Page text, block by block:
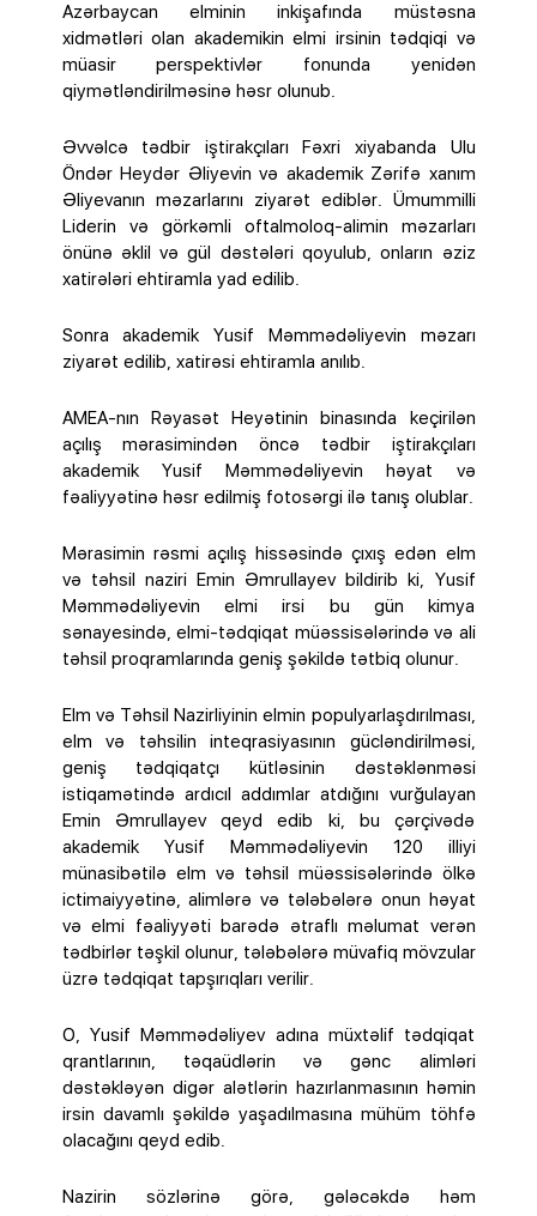
Azərbaycan elminin inkişafında müstəsna
xidmətləri olan akademikin elmi irsinin tədqiqi və
müasir perspektivlər fonunda yenidən
qiymətləndirilməsinə həsr olunub.
Əvvəlcə tədbir iştirakçıları Fəxri xiyabanda Ulu
Öndər Heydər Əliyevin və akademik Zərifə xanım
Əliyevanın məzarlarını ziyarət ediblər. Ümummilli
Liderin və görkəmli oftalmoloq-alimin məzarları
önünə əklil və gül dəstələri qoyulub, onların əziz
xatirələri ehtiramla yad edilib.
Sonra akademik Yusif Məmmədəliyevin məzarı
ziyarət edilib, xatirəsi ehtiramla anılıb.
AMEA-nın Rəyasət Heyətinin binasında keçirilən
açılış mərasimindən öncə tədbir iştirakçıları
akademik Yusif Məmmədəliyevin həyat və
fəaliyyətinə həsr edilmiş fotosərgi ilə tanış olublar.
Mərasimin rəsmi açılış hissəsində çıxış edən elm
və təhsil naziri Emin Əmrullayev bildirib ki, Yusif
Məmmədəliyevin elmi irsi bu gün kimya
sənayesində, elmi-tədqiqat müəssisələrində və ali
təhsil proqramlarında geniş şəkildə tətbiq olunur.
Elm və Təhsil Nazirliyinin elmin populyarlaşdırılması,
elm və təhsilin inteqrasiyasının gücləndirilməsi,
geniş tədqiqatçı kütləsinin dəstəklənməsi
istiqamətində ardıcıl addımlar atdığını vurğulayan
Emin Əmrullayev qeyd edib ki, bu çərçivədə
akademik Yusif Məmmədəliyevin 120 illiyi
münasibətilə elm və təhsil müəssisələrində ölkə
ictimaiyyətinə, alimlərə və tələbələrə onun həyat
və elmi fəaliyyəti barədə ətraflı məlumat verən
tədbirlər təşkil olunur, tələbələrə müvafiq mövzular
üzrə tədqiqat tapşırıqları verilir.
O, Yusif Məmmədəliyev adına müxtəlif tədqiqat
qrantlarının, təqaüdlərin və gənc alimləri
dəstəkləyən digər alətlərin hazırlanmasının həmin
irsin davamlı şəkildə yaşadılmasına mühüm töhfə
olacağını qeyd edib.
Nazirin sözlərinə görə, gələcəkdə həm